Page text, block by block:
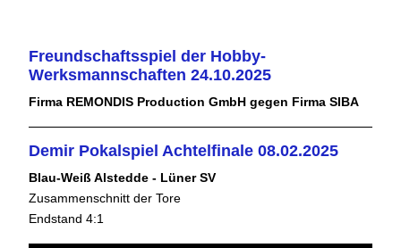
Freundschaftsspiel der Hobby-
Werksmannschaften 24.10.2025
Firma REMONDIS Production GmbH gegen Firma SIBA
Demir Pokalspiel Achtelfinale 08.02.2025
Blau-Weiß Alstedde - Lüner SV
Zusammenschnitt der Tore
Endstand 4:1